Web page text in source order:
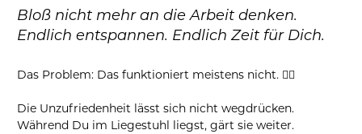
Bloß nicht mehr an die Arbeit denken.
Endlich entspannen. Endlich Zeit für Dich.
Das Problem: Das funktioniert meistens nicht. 🤷‍♀️
Die Unzufriedenheit lässt sich nicht wegdrücken.
Während Du im Liegestuhl liegst, gärt sie weiter.